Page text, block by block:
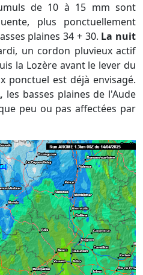
plus ponctuellement
plaines 34 + 30. La nuit
un cordon pluvieux actif
la Lozère avant le lever du
ponctuel est déjà envisagé.
les basses plaines de l'Aude
peu ou pas affectées par